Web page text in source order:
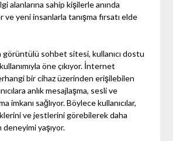
alanlarına sahip kişilerle anında
yeni insanlarla tanışma fırsatı elde
görüntülü sohbet sitesi, kullanıcı dostu
öne çıkıyor. İnternet
bir cihaz üzerinden erişilebilen
anlık mesajlaşma, sesli ve
imkanı sağlıyor. Böylece kullanıcılar,
ve jestlerini görebilerek daha
yaşıyor.